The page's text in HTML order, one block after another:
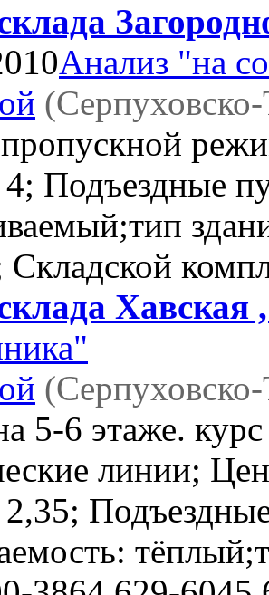
Анализ "на
4; Подъездные
Складской
Хавская
5-6 этаже.
линии;
2,35;